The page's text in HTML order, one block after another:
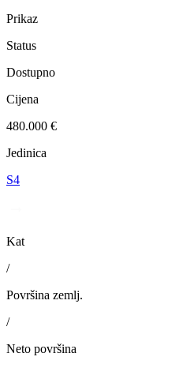
Prikaz
Status
Dostupno
Cijena
480.000 €
Jedinica
S4
Kat
/
Površina zemlj.
/
Neto površina